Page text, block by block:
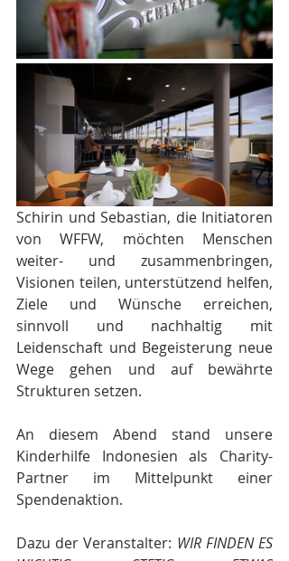
Schirin und Sebastian, die Initiatoren
von WFFW, möchten Menschen
weiter- und zusammenbringen,
Visionen teilen, unterstützend helfen,
Ziele und Wünsche erreichen,
sinnvoll und nachhaltig mit
Leidenschaft und Begeisterung neue
Wege gehen und auf bewährte
Strukturen setzen.
An diesem Abend stand unsere
Kinderhilfe Indonesien als Charity-
Partner im Mittelpunkt einer
Spendenaktion.
Dazu der Veranstalter: WIR FINDEN ES